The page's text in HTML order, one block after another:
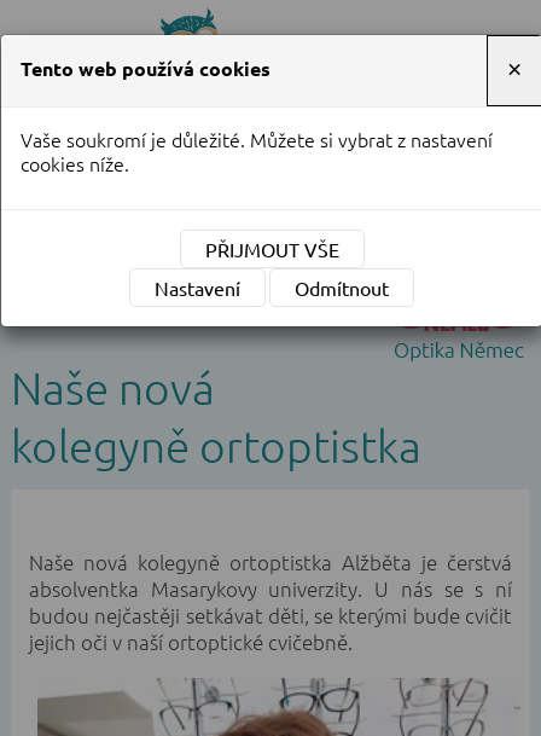
Objednání na telefonu
Naše nová
kolegyně ortoptistka
Naše nová kolegyně ortoptistka Alžběta je čerstvá
absolventka Masarykovy univerzity. U nás se s ní
budou nejčastěji setkávat děti, se kterými bude cvičit
jejich oči v naší ortoptické cvičebně.
Tento web používá cookies ×
Vaše soukromí je důležité. Můžete si vybrat z nastavení
cookies níže.
PŘIJMOUT VŠE
Nastavení
Odmítnout